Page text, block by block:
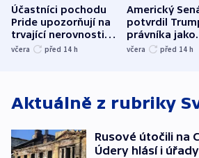
Účastníci pochodu
Pride upozorňují na
trvající nerovnosti i
společenskou
včera před 14 h
Americký
potvrdil
právníka jako
ministra
včera před 14 h
Aktuálně z rubriky
Rusové útočili na
Údery hlásí i